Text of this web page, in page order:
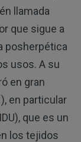
llamada
que sigue a
posherpética
usos. A su
en gran
), en particular
que es un
los tejidos